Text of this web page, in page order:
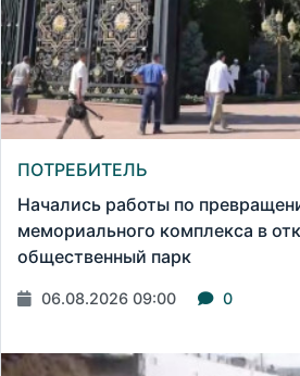
ПОТРЕБИТЕЛЬ
Начались работы по
мемориального комплекса в
общественный парк
06.08.2026 09:00 0